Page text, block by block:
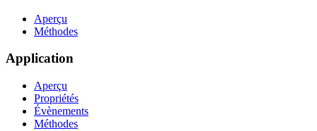
Aperçu
Méthodes
Application
Aperçu
Propriétés
Évènements
Méthodes